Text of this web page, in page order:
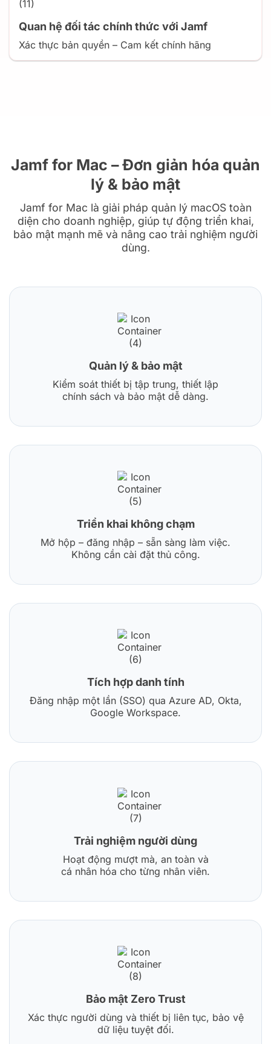
Quan hệ đối tác chính thức với Jamf
Xác thực bản quyền – Cam kết chính hãng
Jamf for Mac – Đơn giản hóa quản
lý & bảo mật
Jamf for Mac là giải pháp quản lý macOS toàn
diện cho doanh nghiệp, giúp tự động triển khai,
bảo mật mạnh mẽ và nâng cao trải nghiệm người
dùng.
Quản lý & bảo mật
Kiểm soát thiết bị tập trung, thiết lập
chính sách và bảo mật dễ dàng.
Triển khai không chạm
Mở hộp – đăng nhập – sẵn sàng làm việc.
Không cần cài đặt thủ công.
Tích hợp danh tính
Đăng nhập một lần (SSO) qua Azure AD, Okta,
Google Workspace.
Trải nghiệm người dùng
Hoạt động mượt mà, an toàn và
cá nhân hóa cho từng nhân viên.
Bảo mật Zero Trust
Xác thực người dùng và thiết bị liên tục, bảo vệ
dữ liệu tuyệt đối.